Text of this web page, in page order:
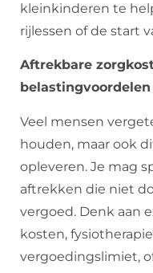
kleinkinderen te
rijlessen of de start
Aftrekbare
Veel mensen
houden, maar ook
opleveren. Je mag
aftrekken die niet
vergoed. Denk aan
kosten,
vergoedingslimiet,